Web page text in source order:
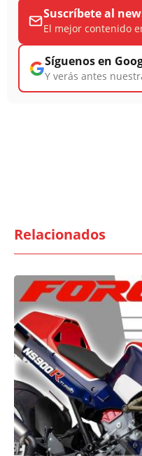
Suscríbete al
El mejor contenido
Síguenos en
Y verás antes
Relacionados